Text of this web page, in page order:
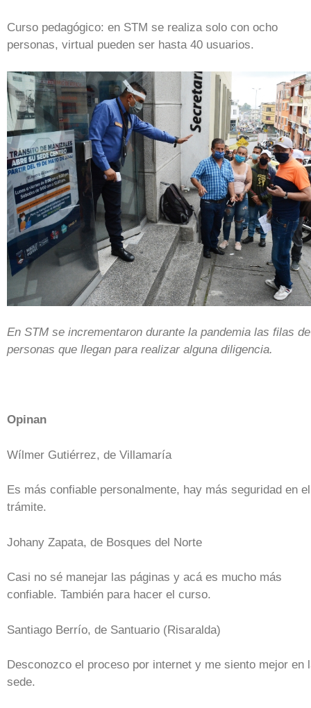
Curso pedagógico: en STM se realiza solo con ocho
personas, virtual pueden ser hasta 40 usuarios.
En STM se incrementaron durante la pandemia las filas de
personas que llegan para realizar alguna diligencia.
Opinan
Wílmer Gutiérrez, de Villamaría
Es más confiable personalmente, hay más seguridad en el
trámite.
Johany Zapata, de Bosques del Norte
Casi no sé manejar las páginas y acá es mucho más
confiable. También para hacer el curso.
Santiago Berrío, de Santuario (Risaralda)
Desconozco el proceso por internet y me siento mejor en
sede.